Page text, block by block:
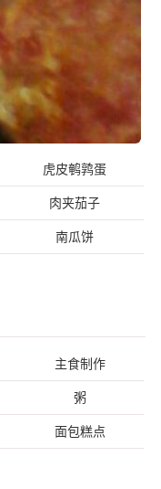
虎皮鹌鹑蛋
肉夹茄子
南瓜饼
主食制作
粥
面包糕点